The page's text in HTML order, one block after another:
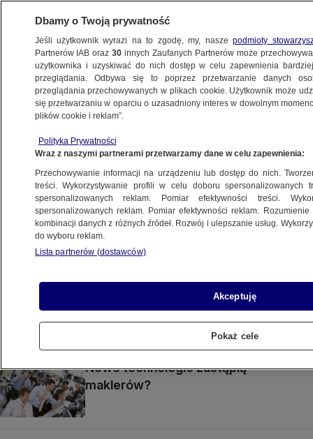
BIZNES
TECH
Ford prezentuje e-rower na targach
w Barcelonie
Smartwatche wchodzą przebojem
na rynek
ZE ŚWIATA
Tinder poszerza ofertę. Ale starsi
użytkownicy zapłacą więcej
Nowe technologie zastąpią
maklerów?
Dbamy o Twoją prywatność
Jeśli użytkownik wyrazi na to zgodę, my, naszepodmioty
Partnerów IAB oraz30 innych Zaufanych Partnerów może
użytkownika i uzyskiwać do nich dostęp w celu zapewnienia
przeglądania. Odbywa się to poprzez przetwarzanie danych
przeglądania przechowywanych w plikach cookie. Użytkownik może
się przetwarzaniu w oparciu o uzasadniony interes w dowolnym
plików cookie i reklam”.
Polityka Prywatności
Wraz z naszymi partnerami przetwarzamy dane w celu zapewnienia:
Przechowywanie informacji na urządzeniu lub dostęp do nich.
treści. Wykorzystywanie profili w celu doboru spersonalizowanych
spersonalizowanych reklam. Pomiar efektywności treści.
spersonalizowanych reklam. Pomiar efektywności reklam.
kombinacji danych z różnych źródeł. Rozwój i ulepszanie usług.
do wyboru reklam.
Lista partnerów (dostawców)
Akceptuję
Pokaż cele